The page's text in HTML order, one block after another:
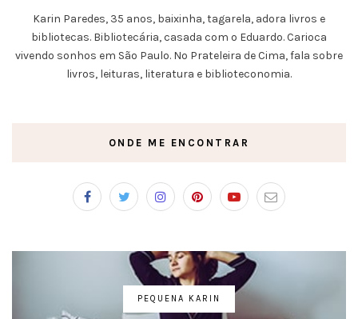
Karin Paredes, 35 anos, baixinha, tagarela, adora livros e
bibliotecas. Bibliotecária, casada com o Eduardo. Carioca
vivendo sonhos em São Paulo. No Prateleira de Cima, fala sobre
livros, leituras, literatura e biblioteconomia.
ONDE ME ENCONTRAR
PEQUENA KARIN